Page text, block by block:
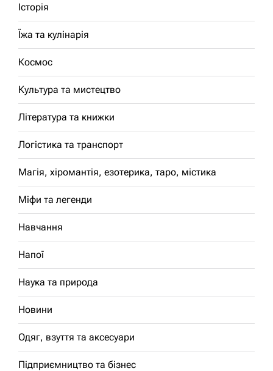
Історія
Їжа та кулінарія
Космос
Культура та мистецтво
Література та книжки
Логістика та транспорт
Магія, хіромантія, езотерика, таро, містика
Міфи та легенди
Навчання
Напої
Наука та природа
Новини
Одяг, взуття та аксесуари
Підприємництво та бізнес